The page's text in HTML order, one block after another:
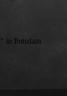
in Potsdam